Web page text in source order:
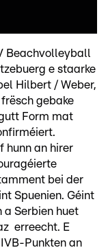
Beachvolleyball
e staarke
Hilbert / Weber,
gebake
Form mat
hunn an hirer
bei der
Spuenien. Géint
a Serbien huet
erreecht. E
Punkten an